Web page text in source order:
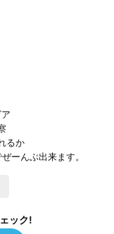
るか
ーんぶ出来ます。
ック!